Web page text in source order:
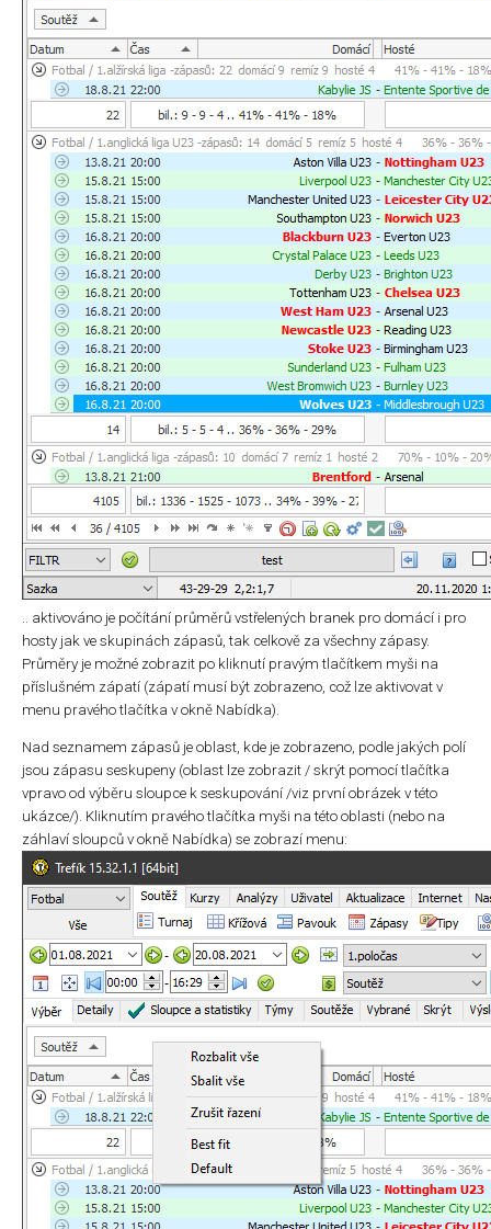
.. aktivováno je počítání průměrů vstřelených branek pro domácí i pro
hosty jak ve skupinách zápasů, tak celkově za všechny zápasy.
Průměry je možné zobrazit po kliknutí pravým tlačítkem myši na
příslušném zápatí (zápatí musí být zobrazeno, což lze aktivovat v
menu pravého tlačítka v okně Nabídka).
Nad seznamem zápasů je oblast, kde je zobrazeno, podle jakých polí
jsou zápasu seskupeny (oblast lze zobrazit / skrýt pomocí tlačítka
vpravo od výběru sloupce k seskupování /viz první obrázek v této
ukázce/). Kliknutím pravého tlačítka myši na této oblasti (nebo na
záhlaví sloupců v okně Nabídka) se zobrazí menu: